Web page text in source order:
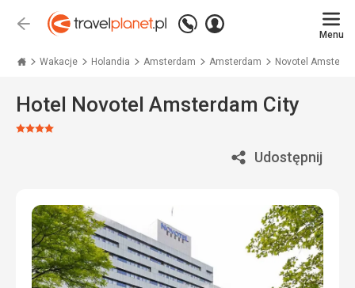
Wstecz
Zadzwoń
+48
771
Zaloguj
Menu
Wakacje Holandia Amsterdam Amsterdam Novotel
Hotel Novotel Amsterdam City
Ocena:
Udostępnij